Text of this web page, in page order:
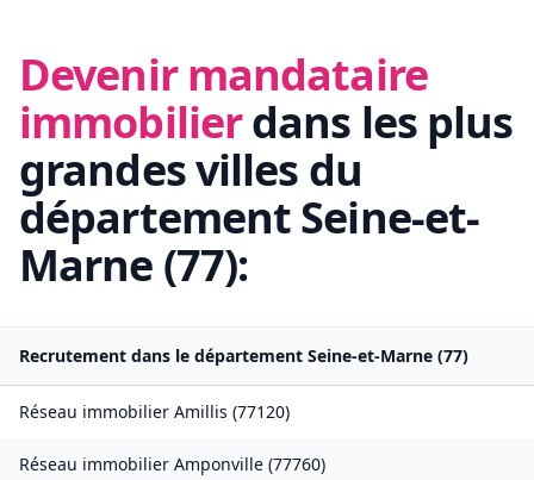
Devenir mandataire
immobilierdans les plus
grandes villes du
départementSeine-et-
Marne (77):
Recrutement dans le département Seine-et-Marne (77)
Réseau immobilier Amillis (77120)
Réseau immobilier Amponville (77760)